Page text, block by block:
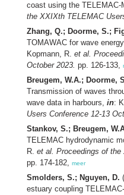
coast using the
the XXIXth TELEMAC
Zhang, Q.; Doorme, S.;
TOMAWAC for wave
Kopmann, R. et al.
October 2023. pp. 126-133,
Breugem, W.A.; Doorme,
Transmission of waves
wave data in harbours, in:
Users Conference 12-13
Stankov, S.; Breugem,
TELEMAC hydrodynamic
R. et al. Proceedings of the
pp. 174-182, meer
Smolders, S.; Nguyen, D.
estuary coupling